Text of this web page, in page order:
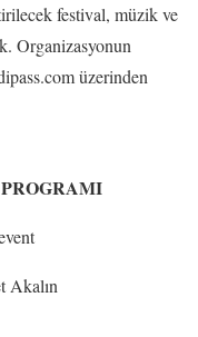
festival, müzik ve
Organizasyonun
üzerinden
Akalın